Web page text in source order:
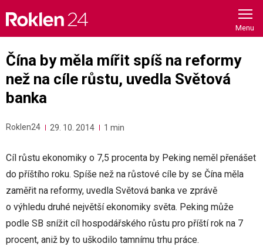
content
Čína by měla mířit spíš na reformy
než na cíle růstu, uvedla Světová
banka
Roklen24 29. 10. 2014 1 min
Cíl růstu ekonomiky o 7,5 procenta by Peking neměl přenášet
do příštího roku. Spíše než na růstové cíle by se Čína měla
zaměřit na reformy, uvedla Světová banka ve zprávě
o výhledu druhé největší ekonomiky světa. Peking může
podle SB snížit cíl hospodářského růstu pro příští rok na 7
procent, aniž by to uškodilo tamnímu trhu práce.